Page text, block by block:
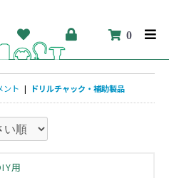
0
ント | ドリルチャック・補助製品
用